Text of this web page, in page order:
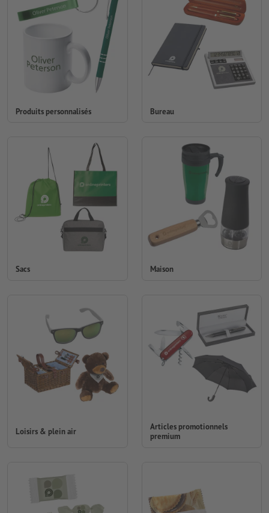
Produits personnalisés Bureau
Sacs Maison
Loisirs & plein air
Articles promotionnels
premium